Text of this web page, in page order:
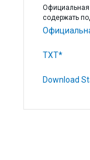
содержать
TXT*
Download